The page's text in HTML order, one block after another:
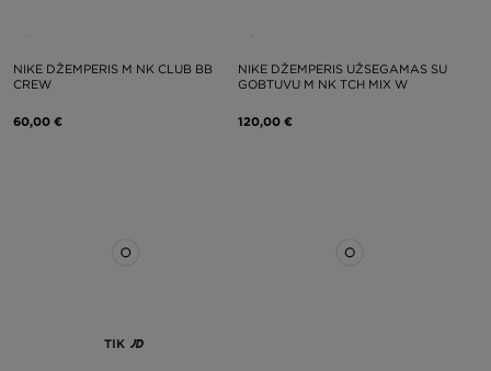
NIKE DŽEMPERIS M NK CLUB BB
CREW
60,00 €
NIKE DŽEMPERIS UŽSEGAMAS SU
GOBTUVU M NK TCH MIX W
120,00 €
TIK